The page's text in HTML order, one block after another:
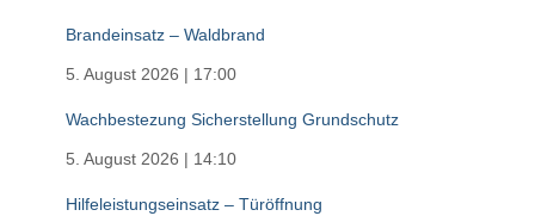
Brandeinsatz – Waldbrand
5. August 2026 | 17:00
Wachbestezung Sicherstellung Grundschutz
5. August 2026 | 14:10
Hilfeleistungseinsatz – Türöffnung